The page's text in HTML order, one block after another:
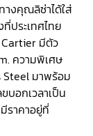
างคุณลิซ่าได้ใส่
ประเทศไทย
มีตัว
ความพิเศษ
Steel มาพร้อม
บอกเวลาเป็น
ราคาอยู่ที่